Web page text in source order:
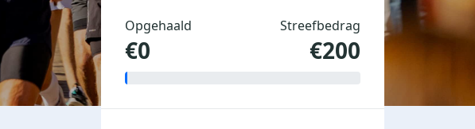
Opgehaald
€0
Streefbedrag
€200